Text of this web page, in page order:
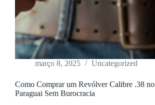
março 8, 2025 Uncategorized
Como Comprar um Revólver Calibre .38 no
Paraguai Sem Burocracia